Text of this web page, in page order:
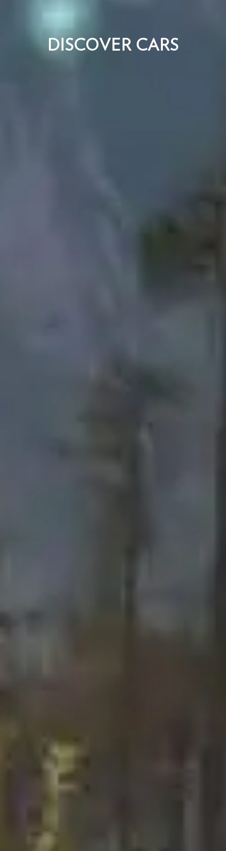
DISCOVER CARS